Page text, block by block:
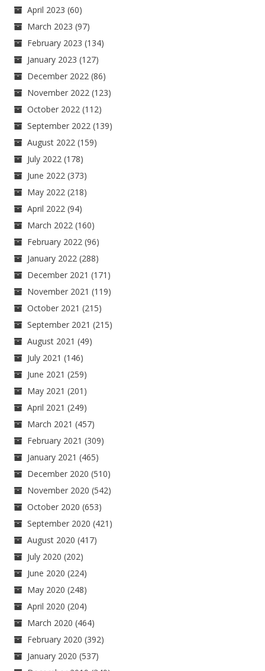
April 2023 (60)
March 2023 (97)
February 2023 (134)
January 2023 (127)
December 2022 (86)
November 2022 (123)
October 2022 (112)
September 2022 (139)
August 2022 (159)
July 2022 (178)
June 2022 (373)
May 2022 (218)
April 2022 (94)
March 2022 (160)
February 2022 (96)
January 2022 (288)
December 2021 (171)
November 2021 (119)
October 2021 (215)
September 2021 (215)
August 2021 (49)
July 2021 (146)
June 2021 (259)
May 2021 (201)
April 2021 (249)
March 2021 (457)
February 2021 (309)
January 2021 (465)
December 2020 (510)
November 2020 (542)
October 2020 (653)
September 2020 (421)
August 2020 (417)
July 2020 (202)
June 2020 (224)
May 2020 (248)
April 2020 (204)
March 2020 (464)
February 2020 (392)
January 2020 (537)